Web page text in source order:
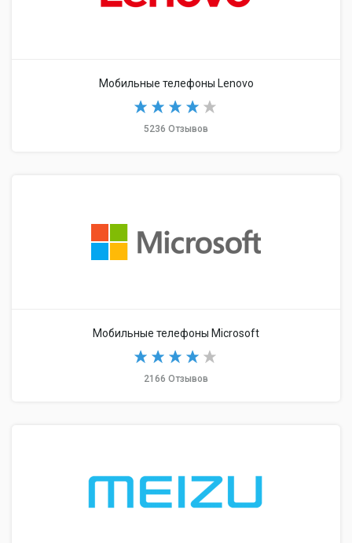
Мобильные телефоны Lenovo
5236 Отзывов
Мобильные телефоны Microsoft
2166 Отзывов